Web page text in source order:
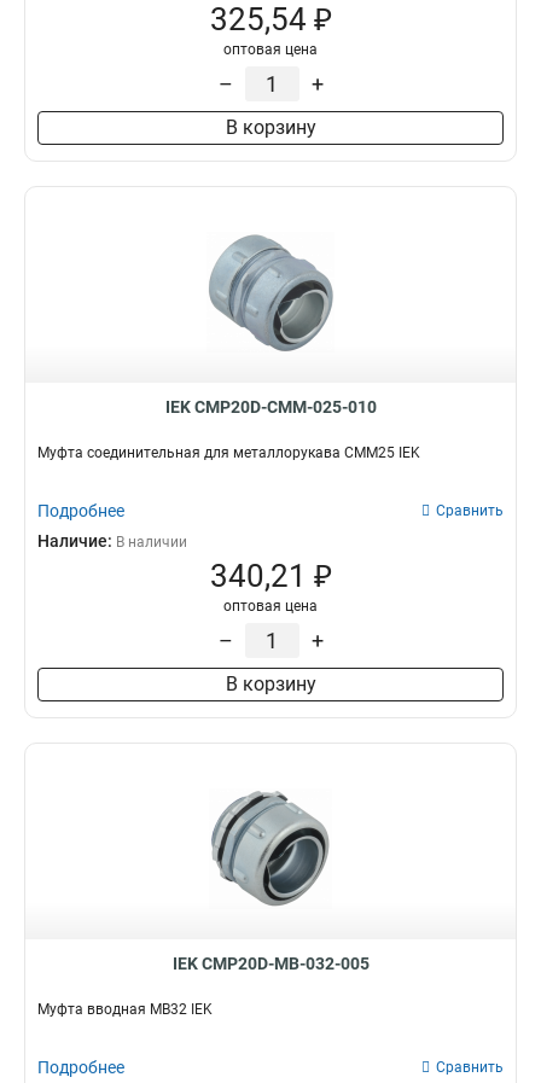
325,54 ₽
оптовая цена
– +
В корзину
IEK CMP20D-CMM-025-010
Муфта соединительная для металлорукава СММ25 IEK
Подробнее Сравнить
Наличие: В наличии
340,21 ₽
оптовая цена
– +
В корзину
IEK CMP20D-MB-032-005
Муфта вводная MB32 IEK
Подробнее Сравнить